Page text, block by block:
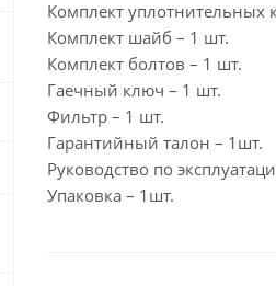
Комплект уплотнительных
Комплект шайб – 1 шт.
Комплект болтов – 1 шт.
Гаечный ключ – 1 шт.
Фильтр – 1 шт.
Гарантийный талон – 1шт.
Руководство по
Упаковка – 1шт.